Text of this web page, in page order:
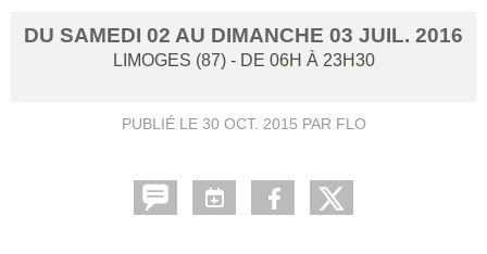
DU SAMEDI 02 AU DIMANCHE 03 JUIL. 2016
LIMOGES (87) - DE 06H À 23H30
PUBLIÉ LE 30 OCT. 2015 PAR FLO